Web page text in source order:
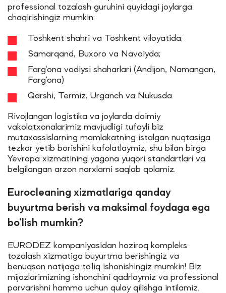
professional tozalash guruhini quyidagi joylarga
chaqirishingiz mumkin:
Toshkent shahri va Toshkent viloyatida;
Samarqand, Buxoro va Navoiyda;
Farg‘ona vodiysi shaharlari (Andijon, Namangan,
Farg‘ona)
Qarshi, Termiz, Urganch va Nukusda
Rivojlangan logistika va joylarda doimiy
vakolatxonalarimiz mavjudligi tufayli biz
mutaxassislarning mamlakatning istalgan nuqtasiga
tezkor yetib borishini kafolatlaymiz, shu bilan birga
Yevropa xizmatining yagona yuqori standartlari va
belgilangan arzon narxlarni saqlab qolamiz.
Eurocleaning xizmatlariga qanday
buyurtma berish va maksimal foydaga ega
bo‘lish mumkin?
EURODEZ kompaniyasidan hoziroq kompleks
tozalash xizmatiga buyurtma berishingiz va
benuqson natijaga to‘liq ishonishingiz mumkin! Biz
mijozlarimizning ishonchini qadrlaymiz va professional
parvarishni hamma uchun qulay qilishga intilamiz.